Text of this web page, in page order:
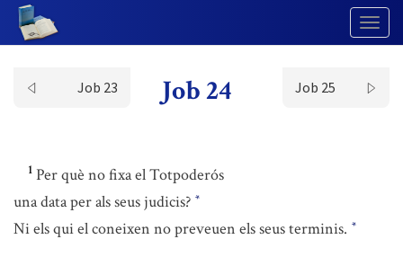
Job 23 Job 24 Job 25
1 Per què no fixa el Totpoderós
una data per als seus judicis? *
Ni els qui el coneixen no preveuen els seus terminis. *